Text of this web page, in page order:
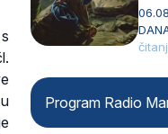
Program Radio